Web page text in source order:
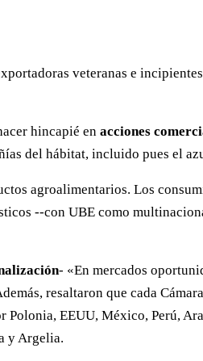
veteranas e
hincapié en acciones
del hábitat, incluido pues el
agroalimentarios. Los
--con UBE como
- «En mercados
resaltaron que cada
EEUU, México, Perú,
y Argelia.